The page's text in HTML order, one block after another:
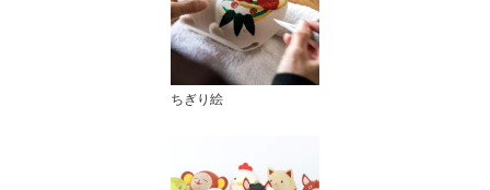
ちぎり絵